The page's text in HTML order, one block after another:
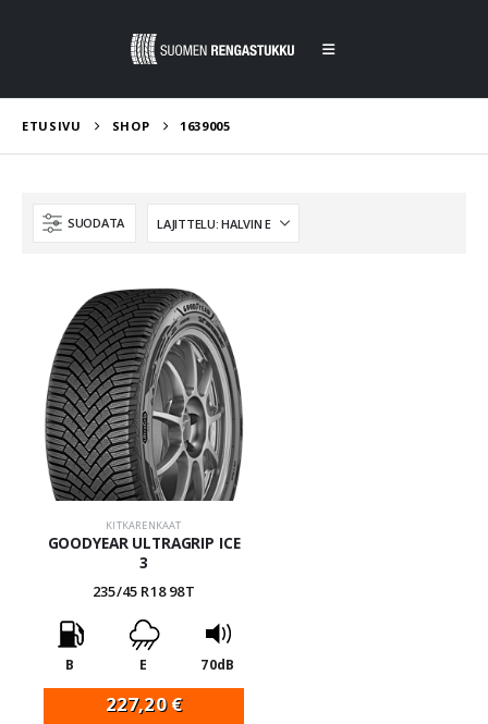
ETUSIVU SHOP 1639005
SUODATA
KITKARENKAAT
GOODYEAR ULTRAGRIP ICE
3
235/45 R18 98T
B E 70dB
227,20€